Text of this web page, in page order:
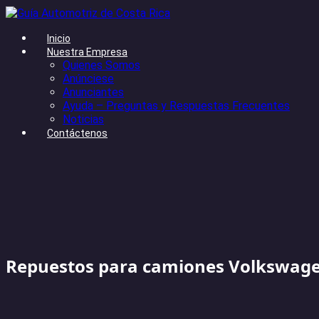
Inicio
Nuestra Empresa
Quienes Somos
Anúnciese
Anunciantes
Ayuda – Preguntas y Respuestas Frecuentes
Noticias
Contáctenos
Repuestos para camiones